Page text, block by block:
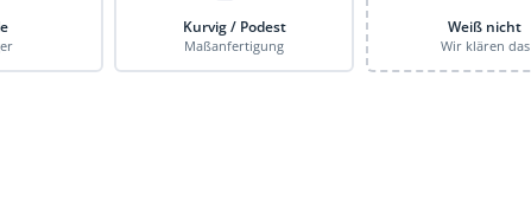
Kurvig / Podest
Maßanfertigung
Weiß nicht
Wir klären das